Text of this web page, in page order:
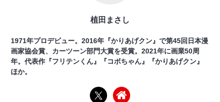
植田まさし
1971年プロデビュー。2016年『かりあげクン』で第45回日本漫
画家協会賞、カーツーン部門大賞を受賞。2021年に画業50周
年。代表作『フリテンくん』『コボちゃん』『かりあげクン』
ほか。